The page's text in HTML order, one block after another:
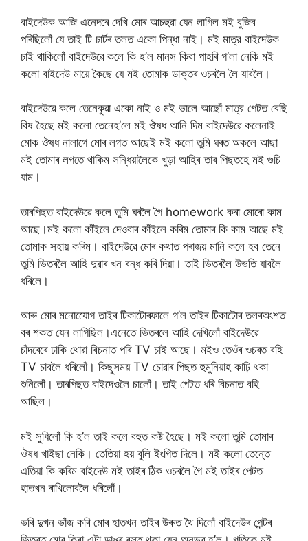
বাইদেউক আজি এনেদৰে দেখি মোৰ আচহুৱা যেন লাগিল মই বুজিব
পৰিছিলোঁ যে তাই টি চাৰ্টৰ তলত একো পিন্ধা নাই। মই মাত্র বাইদেউক
চাই থাকিলোঁ বাইদেউৱে কলে কি হ’ল মানস কিবা পাহৰি গ’লা নেকি মই
কলো বাইদেউ মায়ে কৈছে যে মই তোমাক ডাক্তৰ ওচৰলৈ লৈ যাবলৈ।
বাইদেউৱে কলে তেনেকুৱা একো নাই ও মই ভালে আছোঁ মাত্র পেটত বেছি
বিষ হৈছে মই কলো তেনেহ’লে মই ঔষধ আনি দিম বাইদেউৱে কলেনাই
মোক ঔষধ নালাগে মোৰ লগত আছেই মই কলো তুমি ঘৰত অকলে আছা
মই তোমাৰ লগতে থাকিম সন্ধিয়ালৈকে খুড়া আহিব তাৰ পিছতহে মই গুচি
যাম।
তাৰপিছত বাইদেউৱে কলে তুমি ঘৰলৈ গৈ homework কৰা মোৰো কাম
আছে।মই কলো কাঁইলে দেওবাৰ কাঁইলে কৰিম তোমাৰ কি কাম আছে মই
তোমাক সহায় কৰিম। বাইদেউৱে মোৰ কথাত পৰাজয় মানি কলে হব তেনে
তুমি ভিতৰলৈ আহি দুৱাৰ খন বন্ধ কৰি দিয়া। তাই ভিতৰলৈ উভতি যাবলৈ
ধৰিলে।
আৰু মোৰ মনোযোেগ তাইৰ টিকাটোৰফালে গ’ল তাইৰ টিকাটোৰ তলৰঅংশত
বৰ শকত যেন লাগিছিল।এনেতে ভিতৰলে আহি দেখিলোঁ বাইদেউৱে
চাঁদৰেৰে ঢাকি থোৱা বিচনাত পৰি TV চাই আছে। মইও তেওঁৰ ওচৰত বহি
TV চাবলৈ ধৰিলোঁ। কিছুসময় TV চোৱাৰ পিছত হুমুনিয়াহ কাঢ়ি থকা
শুনিলোঁ। তাৰপিছত বাইদেওলৈ চালোঁ। তাই পেটত ধৰি বিচনাত বহি
আছিল।
মই সুধিলোঁ কি হ’ল তাই কলে বহুত কষ্ট হৈছে। মই কলো তুমি তোমাৰ
ঔষধ খাইছা নেকি। তেতিয়া হয় বুলি ইংগিত দিলে। মই কলো তেন্তে
এতিয়া কি কৰিম বাইদেউ মই তাইৰ ঠিক ওচৰলৈ গৈ মই তাইৰ পেটত
হাতখন ৰাখিলোবলৈ ধৰিলোঁ।
ভৰি দুখন ভাঁজ কৰি মোৰ হাতখন তাইৰ উৰুত থৈ দিলোঁ বাইদেউৰ পেন্টৰ